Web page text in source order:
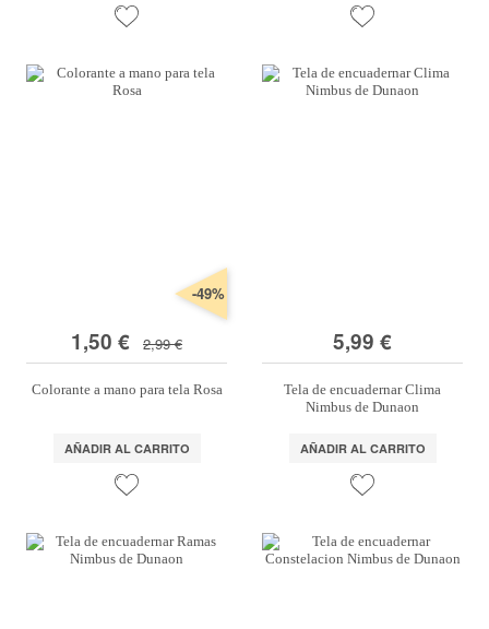
1,50 € 2,99 €
-49%
Colorante a mano para tela Rosa
AÑADIR AL CARRITO
5,99 €
Tela de encuadernar Clima
Nimbus de Dunaon
AÑADIR AL CARRITO